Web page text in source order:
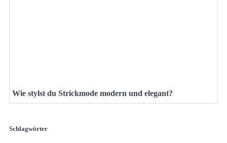
Wie stylst du Strickmode modern und elegant?
Schlagwörter